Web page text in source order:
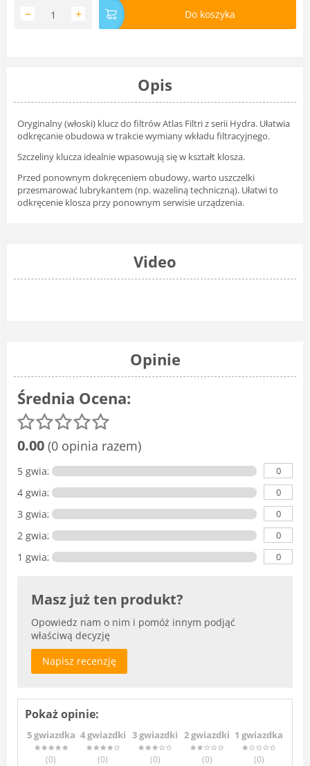
+
− Do koszyka
Opis
Oryginalny (włoski) klucz do filtrów Atlas Filtri z serii Hydra. Ułatwia
odkręcanie obudowa w trakcie wymiany wkładu filtracyjnego.
Szczeliny klucza idealnie wpasowują się w kształt klosza.
Przed ponownym dokręceniem obudowy, warto uszczelki
przesmarować lubrykantem (np. wazeliną techniczną). Ułatwi to
odkręcenie klosza przy ponownym serwisie urządzenia.
Video
Opinie
Średnia Ocena:
0.00 (0 opinia razem)
5 gwiazdka 0
4 gwiazdki 0
3 gwiazdki 0
2 gwiazdki 0
1 gwiazdka 0
Masz już ten produkt?
Opowiedz nam o nim i pomóż innym podjąć
właściwą decyzję
Napisz recenzję
Pokaż opinie:
5 gwiazdka
(0)
4 gwiazdki
(0)
3 gwiazdki
(0)
2 gwiazdki
(0)
1 gwiazdka
(0)